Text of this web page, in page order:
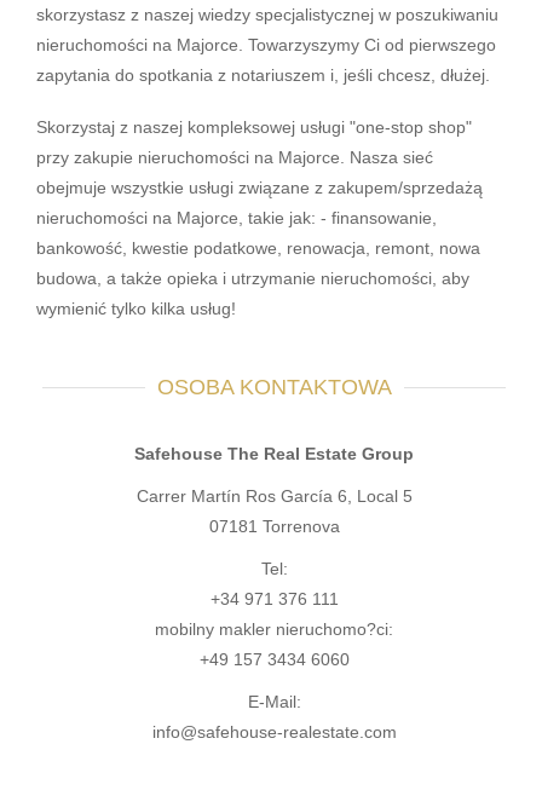
skorzystasz z naszej wiedzy specjalistycznej w poszukiwaniu
nieruchomości na Majorce. Towarzyszymy Ci od pierwszego
zapytania do spotkania z notariuszem i, jeśli chcesz, dłużej.
Skorzystaj z naszej kompleksowej usługi "one-stop shop"
przy zakupie nieruchomości na Majorce. Nasza sieć
obejmuje wszystkie usługi związane z zakupem/sprzedażą
nieruchomości na Majorce, takie jak: - finansowanie,
bankowość, kwestie podatkowe, renowacja, remont, nowa
budowa, a także opieka i utrzymanie nieruchomości, aby
wymienić tylko kilka usług!
OSOBA KONTAKTOWA
Safehouse The Real Estate Group
Carrer Martín Ros García 6, Local 5
07181 Torrenova
Tel:
+34 971 376 111
mobilny makler nieruchomo?ci:
+49 157 3434 6060
E-Mail:
info@safehouse-realestate.com